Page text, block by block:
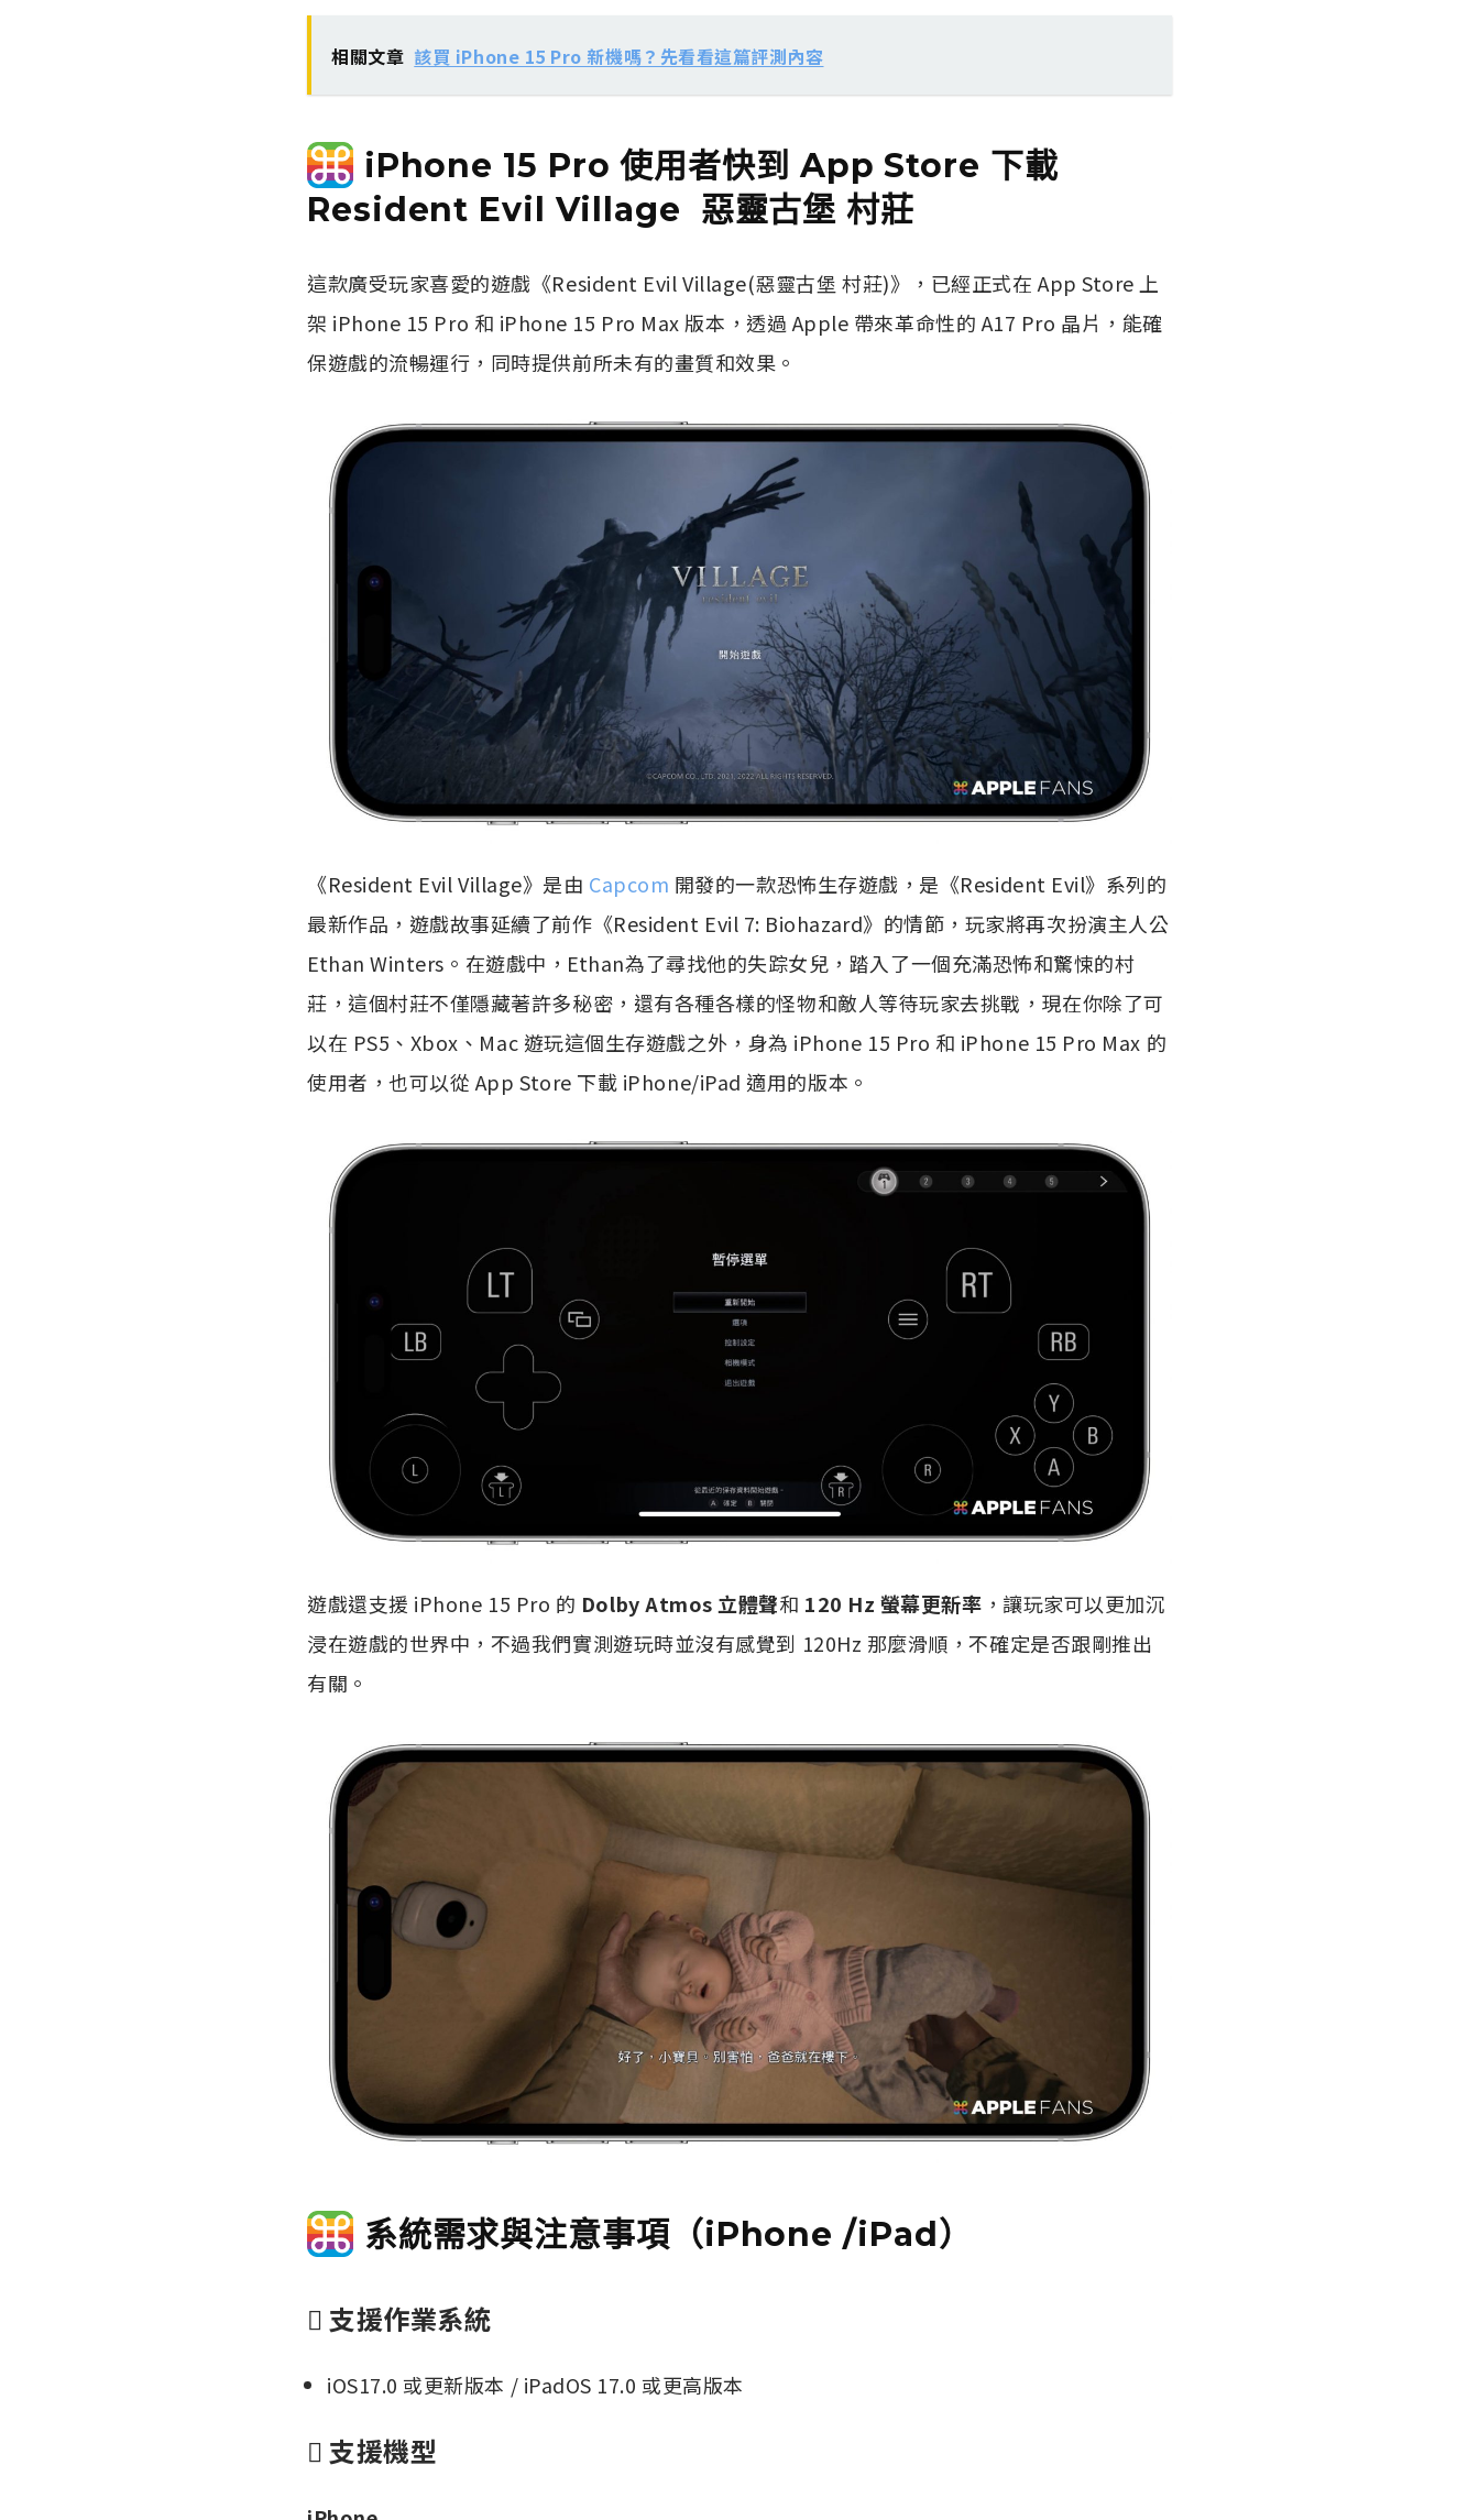
相關文章 該買 iPhone 15 Pro 新機嗎？先看看這篇評測內容
iPhone 15 Pro 使用者快到 App Store 下載
Resident Evil Village 惡靈古堡 村莊
這款廣受玩家喜愛的遊戲《Resident Evil Village(惡靈古堡 村莊)》，已經正式在 App Store 上
架 iPhone 15 Pro 和 iPhone 15 Pro Max 版本，透過 Apple 帶來革命性的 A17 Pro 晶片，能確
保遊戲的流暢運行，同時提供前所未有的畫質和效果。
《Resident Evil Village》是由 Capcom 開發的一款恐怖生存遊戲，是《Resident Evil》系列的
最新作品，遊戲故事延續了前作《Resident Evil 7: Biohazard》的情節，玩家將再次扮演主人公
Ethan Winters。在遊戲中，Ethan為了尋找他的失踪女兒，踏入了一個充滿恐怖和驚悚的村
莊，這個村莊不僅隱藏著許多秘密，還有各種各樣的怪物和敵人等待玩家去挑戰，現在你除了可
以在 PS5、Xbox、Mac 遊玩這個生存遊戲之外，身為 iPhone 15 Pro 和 iPhone 15 Pro Max 的
使用者，也可以從 App Store 下載 iPhone/iPad 適用的版本。
遊戲還支援 iPhone 15 Pro 的 Dolby Atmos 立體聲和 120 Hz 螢幕更新率 ，讓玩家可以更加沉
浸在遊戲的世界中，不過我們實測遊玩時並沒有感覺到 120Hz 那麼滑順，不確定是否跟剛推出
有關。
系統需求與注意事項（iPhone /iPad）
 支援作業系統
iOS17.0 或更新版本 / iPadOS 17.0 或更高版本
 支援機型